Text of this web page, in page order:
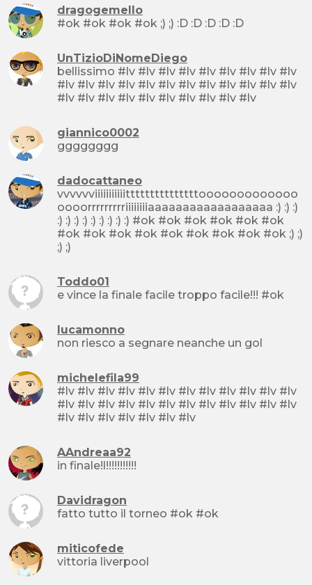
dragogemello
#ok #ok #ok #ok ;) ;) :D :D :D :D :D
UnTizioDiNomeDiego
bellissimo #lv #lv #lv #lv #lv #lv #lv #lv #lv
#lv #lv #lv #lv #lv #lv #lv #lv #lv #lv #lv #lv
#lv #lv #lv #lv #lv #lv #lv #lv #lv #lv
giannico0002
gggggggg
dadocattaneo
vvvvvviiiiiiiiiiitttttttttttttttooooooooooooo
oooorrrrrrrrriiiiiiiiaaaaaaaaaaaaaaaaaa :) :) :)
:) :) :) :) :) :) :) :) :) #ok #ok #ok #ok #ok #ok
#ok #ok #ok #ok #ok #ok #ok #ok #ok ;) ;)
;) ;)
Toddo01
e vince la finale facile troppo facile!!! #ok
lucamonno
non riesco a segnare neanche un gol
michelefila99
#lv #lv #lv #lv #lv #lv #lv #lv #lv #lv #lv #lv
#lv #lv #lv #lv #lv #lv #lv #lv #lv #lv #lv #lv
#lv #lv #lv #lv #lv #lv #lv
AAndreaa92
in finale!l!!!!!!!!!!!
Davidragon
fatto tutto il torneo #ok #ok
miticofede
vittoria liverpool